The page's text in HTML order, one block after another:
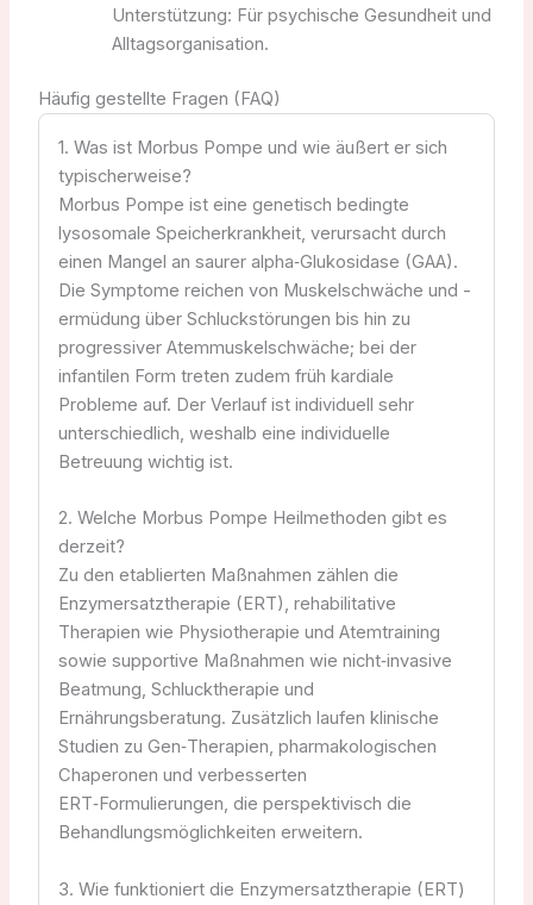
Unterstützung: Für psychische Gesundheit und
Alltagsorganisation.
Häufig gestellte Fragen (FAQ)
1. Was ist Morbus Pompe und wie äußert er sich
typischerweise?
Morbus Pompe ist eine genetisch bedingte
lysosomale Speicherkrankheit, verursacht durch
einen Mangel an saurer alpha‑Glukosidase (GAA).
Die Symptome reichen von Muskelschwäche und -
ermüdung über Schluckstörungen bis hin zu
progressiver Atemmuskelschwäche; bei der
infantilen Form treten zudem früh kardiale
Probleme auf. Der Verlauf ist individuell sehr
unterschiedlich, weshalb eine individuelle
Betreuung wichtig ist.
2. Welche Morbus Pompe Heilmethoden gibt es
derzeit?
Zu den etablierten Maßnahmen zählen die
Enzymersatztherapie (ERT), rehabilitative
Therapien wie Physiotherapie und Atemtraining
sowie supportive Maßnahmen wie nicht‑invasive
Beatmung, Schlucktherapie und
Ernährungsberatung. Zusätzlich laufen klinische
Studien zu Gen‑Therapien, pharmakologischen
Chaperonen und verbesserten
ERT‑Formulierungen, die perspektivisch die
Behandlungsmöglichkeiten erweitern.
3. Wie funktioniert die Enzymersatztherapie (ERT)